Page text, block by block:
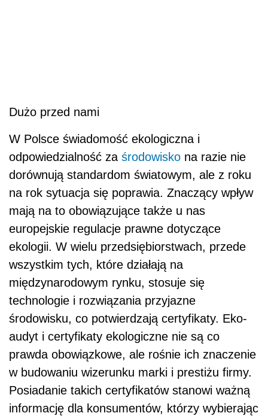
Dużo przed nami
W Polsce świadomość ekologiczna i
odpowiedzialność za środowisko na razie nie
dorównują standardom światowym, ale z roku
na rok sytuacja się poprawia. Znaczący wpływ
mają na to obowiązujące także u nas
europejskie regulacje prawne dotyczące
ekologii. W wielu przedsiębiorstwach, przede
wszystkim tych, które działają na
międzynarodowym rynku, stosuje się
technologie i rozwiązania przyjazne
środowisku, co potwierdzają certyfikaty. Eko-
audyt i certyfikaty ekologiczne nie są co
prawda obowiązkowe, ale rośnie ich znaczenie
w budowaniu wizerunku marki i prestiżu firmy.
Posiadanie takich certyfikatów stanowi ważną
informację dla konsumentów, którzy wybierając